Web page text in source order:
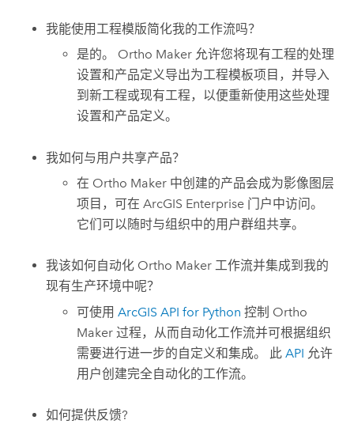
我能使用工程模版简化我的工作流吗？
是的。 Ortho Maker 允许您将现有工程的处理
设置和产品定义导出为工程模板项目，并导入
到新工程或现有工程，以便重新使用这些处理
设置和产品定义。
我如何与用户共享产品？
在 Ortho Maker 中创建的产品会成为影像图层
项目，可在ArcGIS Enterprise 门户中访问。
它们可以随时与组织中的用户群组共享。
我该如何自动化 Ortho Maker 工作流并集成到我的
现有生产环境中呢？
可使用ArcGIS API for Python 控制 Ortho
Maker 过程，从而自动化工作流并可根据组织
需要进行进一步的自定义和集成。 此API 允许
用户创建完全自动化的工作流。
如何提供反馈?